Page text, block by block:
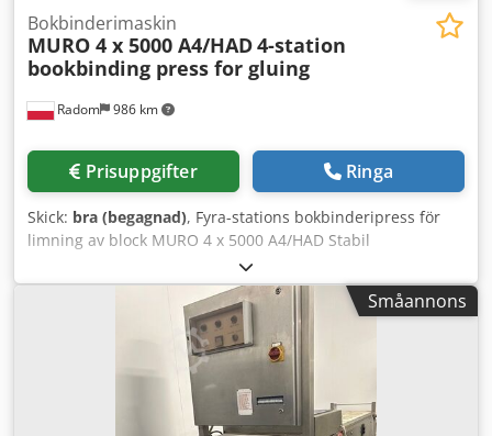
Radom 986 km
Bokbinderimaskin
MURO 4 x 5000 A4/HAD4-station
bookbinding press for gluing
Prisuppgifter Ringa
Skick: bra (begagnad), Fyra-stations bokbinderipress för
limning av block MURO 4 x 5000 A4/HAD Stabil
konstruktion, vattentålig skiva och galvaniserade
komponenter. Maskinen är i perfekt skick. Tekniska
specifikationer: Format: 350x320x550 (B/D/H) Antal
stationer: 4 Strömförsörjning: 230V Maximal
effektförbrukning: 4kW Vikt: 102kg Crsdpezfwycofx Ac Iof
Hög klämkraft, svänghjul med bekvämt grepp. Elektrisk
torkning med två effektnivåer: 2 och 4kW Varje press kan
vinklas upp till 45′ Konstruktionen är monterad på hjul för
Småannons